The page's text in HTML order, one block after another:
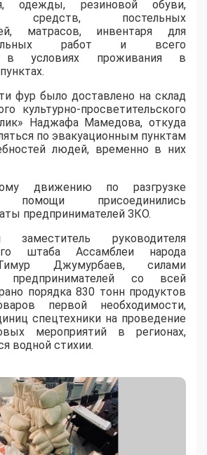
одежды, резиновой обуви,
средств, постельных
матрасов, инвентаря для
работ и всего
в условиях проживания в
фур было доставлено на склад
культурно-просветительского
Наджафа Мамедова, откуда
по эвакуационным пунктам
людей, временно в них
движению по разгрузке
помощи присоединились
предпринимателей ЗКО.
руководителя
штаба Ассамблеи народа
Джумурбаев, силами
со всей
порядка 830 тонн продуктов
первой необходимости,
спецтехники на проведение
мероприятий в регионах,
водной стихии.